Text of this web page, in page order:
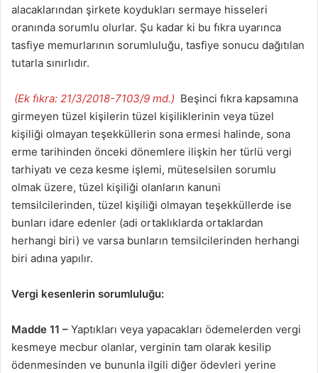
alacaklarından şirkete koydukları sermaye hisseleri
oranında sorumlu olurlar. Şu kadar ki bu fıkra uyarınca
tasfiye memurlarının sorumluluğu, tasfiye sonucu dağıtılan
tutarla sınırlıdır.
(Ek fıkra: 21/3/2018-7103/9 md.) Beşinci fıkra kapsamına
girmeyen tüzel kişilerin tüzel kişiliklerinin veya tüzel
kişiliği olmayan teşekküllerin sona ermesi halinde, sona
erme tarihinden önceki dönemlere ilişkin her türlü vergi
tarhiyatı ve ceza kesme işlemi, müteselsilen sorumlu
olmak üzere, tüzel kişiliği olanların kanuni
temsilcilerinden, tüzel kişiliği olmayan teşekküllerde ise
bunları idare edenler (adi ortaklıklarda ortaklardan
herhangi biri) ve varsa bunların temsilcilerinden herhangi
biri adına yapılır.
Vergi kesenlerin sorumluluğu:
Madde 11 – Yaptıkları veya yapacakları ödemelerden vergi
kesmeye mecbur olanlar, verginin tam olarak kesilip
ödenmesinden ve bununla ilgili diğer ödevleri yerine